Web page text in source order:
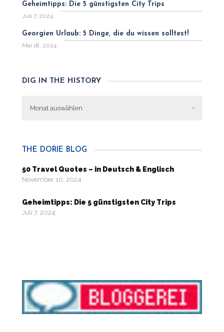
Geheimtipps: Die 5 günstigsten City Trips
Juli 7, 2024
Georgien Urlaub: 5 Dinge, die du wissen solltest!
Mai 18, 2024
DIG IN THE HISTORY
THE DORIE BLOG
50 Travel Quotes – in Deutsch & Englisch
November 10, 2024
Geheimtipps: Die 5 günstigsten City Trips
Juli 7, 2024